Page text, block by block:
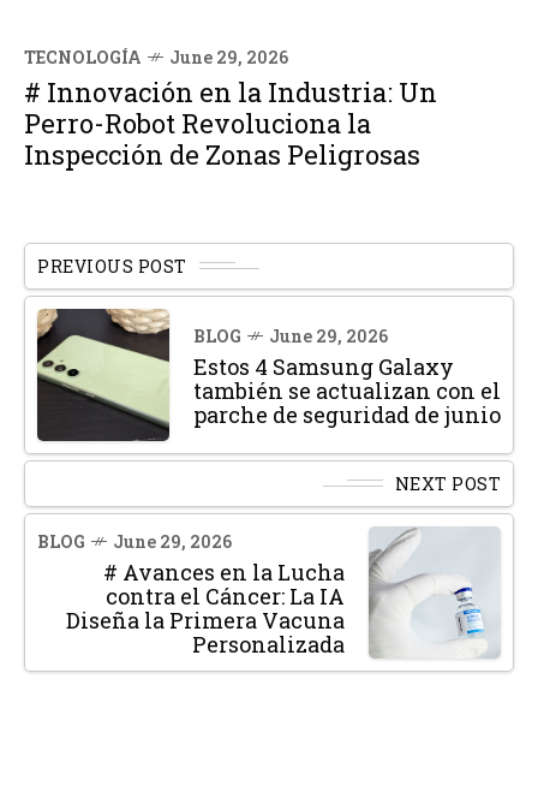
TECNOLOGÍA June 29, 2026
# Innovación en la Industria: Un
Perro-Robot Revoluciona la
Inspección de Zonas Peligrosas
PREVIOUS POST
BLOG June 29, 2026
Estos 4 Samsung Galaxy
también se actualizan con el
parche de seguridad de junio
NEXT POST
BLOG June 29, 2026
# Avances en la Lucha
contra el Cáncer: La IA
Diseña la Primera Vacuna
Personalizada